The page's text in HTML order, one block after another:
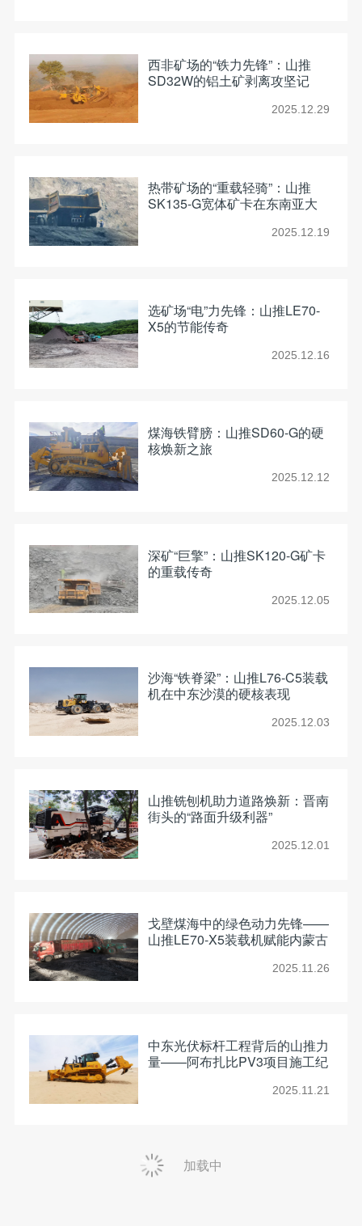
西非矿场的“铁力先锋”：山推
SD32W的铝土矿剥离攻坚记
2025.12.29
热带矿场的“重载轻骑”：山推
SK135-G宽体矿卡在东南亚大
2025.12.19
选矿场“电”力先锋：山推LE70-
X5的节能传奇
2025.12.16
煤海铁臂膀：山推SD60-G的硬
核焕新之旅
2025.12.12
深矿“巨擎”：山推SK120-G矿卡
的重载传奇
2025.12.05
沙海“铁脊梁”：山推L76-C5装载
机在中东沙漠的硬核表现
2025.12.03
山推铣刨机助力道路焕新：晋南
街头的“路面升级利器”
2025.12.01
戈壁煤海中的绿色动力先锋——
山推LE70-X5装载机赋能内蒙古
2025.11.26
中东光伏标杆工程背后的山推力
量——阿布扎比PV3项目施工纪
2025.11.21
加载中